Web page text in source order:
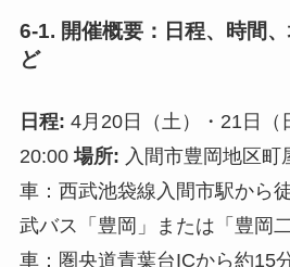
6-1. 開催概要：日程、時間
ど
日程: 4月20日（土）・21日（
20:00場所: 入間市豊岡地区町
車：西武池袋線入間市駅から
武バス「豊岡」または「豊岡
車：圏央道青葉台ICから約15